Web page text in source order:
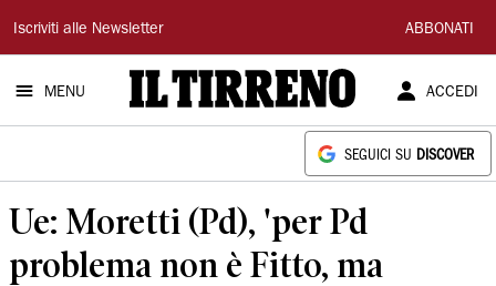
Il
Tirreno
Iscriviti alle Newsletter ABBONATI
MENU ACCEDI
SEGUICI SU DISCOVER
Ue: Moretti (Pd), 'per Pd
problema non è Fitto, ma